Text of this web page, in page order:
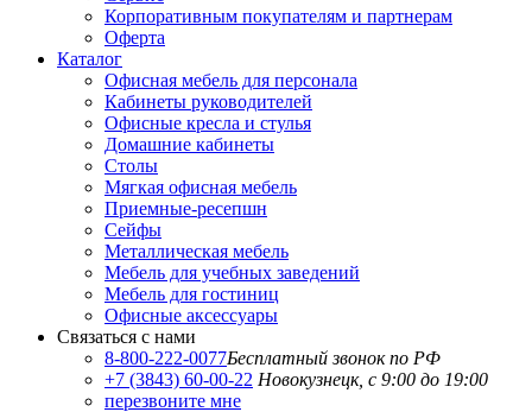
Корпоративным покупателям и партнерам
Оферта
Каталог
Офисная мебель для персонала
Кабинеты руководителей
Офисные кресла и стулья
Домашние кабинеты
Столы
Мягкая офисная мебель
Приемные-ресепшн
Сейфы
Металлическая мебель
Мебель для учебных заведений
Мебель для гостиниц
Офисные аксессуары
Связаться с нами
8-800-222-0077Бесплатный звонок по РФ
+7 (3843) 60-00-22 Новокузнецк, с 9:00 до 19:00
перезвоните мне